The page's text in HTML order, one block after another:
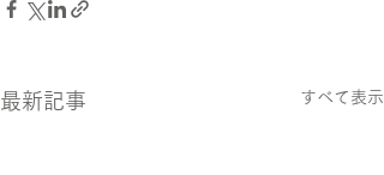
最新記事 すべて表示